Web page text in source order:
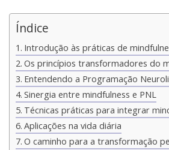
Índice
Introdução às práticas de
Os princípios transformadores do
Entendendo a Programação
Sinergia entre mindfulness e PNL
Técnicas práticas para integrar
Aplicações na vida diária
O caminho para a transformação